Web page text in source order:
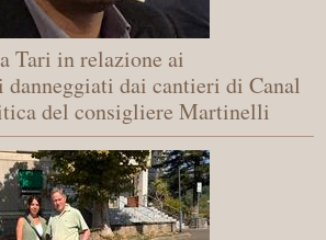
Tari in relazione ai
dai cantieri di Canal
del consigliere Martinelli